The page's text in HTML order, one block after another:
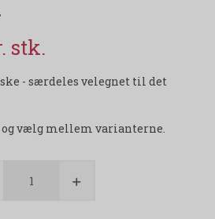
- særdeles velegnet til det
vælg mellem varianterne.